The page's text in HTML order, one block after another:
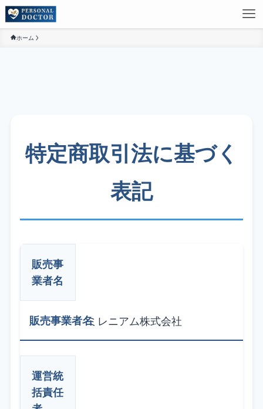
ホーム
特定商取引法に基づく
表記
販売事
業者名
ミレニアム株式会社
運営統
括責任